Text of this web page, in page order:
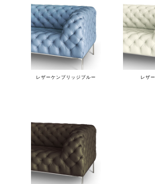
レザーケンブリッジブルー レザ